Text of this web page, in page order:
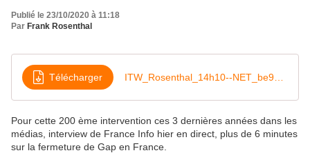
Publié le 23/10/2020 à 11:18
Par Frank Rosenthal
Télécharger
Pour cette 200 ème intervention ces 3 dernières années dans les
médias, interview de France Info hier en direct, plus de 6 minutes
sur la fermeture de Gap en France.